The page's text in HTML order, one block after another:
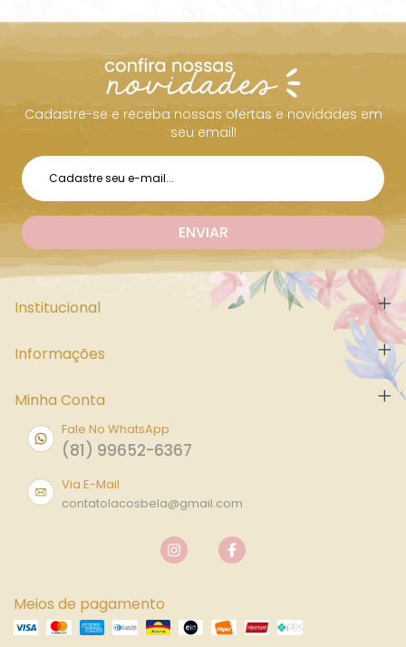
Cadastre-se e receba nossas ofertas e novidades em
seu email!
Institucional
Informações
Minha Conta
Fale No WhatsApp
(81) 99652-6367
Via E-Mail
contatolacosbela@gmail.com
Meios de pagamento